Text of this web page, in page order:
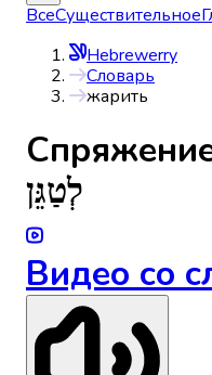
ВсеСуществительное
Hebrewerry
Словарь
жарить
לְטַגֵּן
Видео со